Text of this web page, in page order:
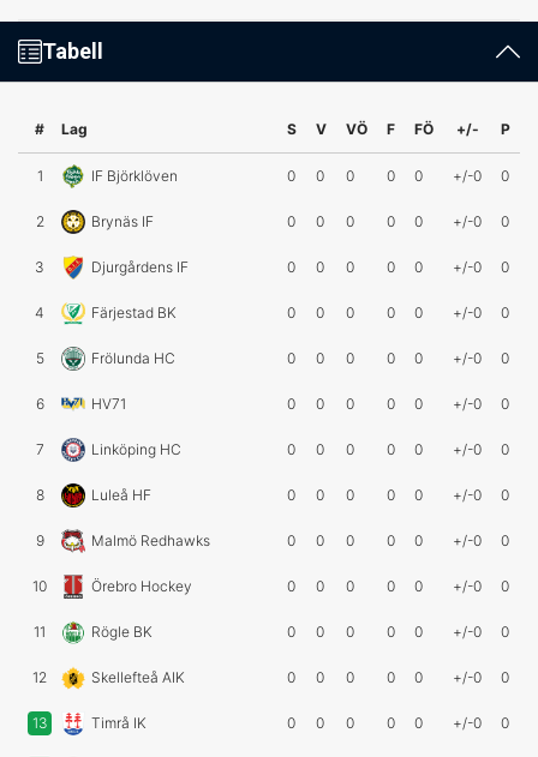
Tabell
# Lag S V VÖ F FÖ +/- P
1 IF Björklöven 0 0 0 0 0 +/-0 0
2 Brynäs IF 0 0 0 0 0 +/-0 0
3 Djurgårdens IF 0 0 0 0 0 +/-0 0
4 Färjestad BK 0 0 0 0 0 +/-0 0
5 Frölunda HC 0 0 0 0 0 +/-0 0
6 HV71 0 0 0 0 0 +/-0 0
7 Linköping HC 0 0 0 0 0 +/-0 0
8 Luleå HF 0 0 0 0 0 +/-0 0
9 Malmö Redhawks 0 0 0 0 0 +/-0 0
10 Örebro Hockey 0 0 0 0 0 +/-0 0
11 Rögle BK 0 0 0 0 0 +/-0 0
12 Skellefteå AIK 0 0 0 0 0 +/-0 0
13 Timrå IK 0 0 0 0 0 +/-0 0